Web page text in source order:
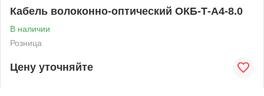
Кабель волоконно-оптический ОКБ-Т-А4-8.0
В наличии
Розница
Цену уточняйте